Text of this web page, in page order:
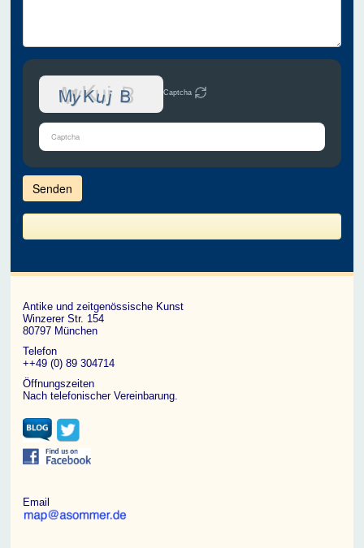
Captcha
gib
die
im
CAPTCHA
angezeigten
bestätigen,
ein
Mensch
bist.
Antike und zeitgenössische Kunst
Winzerer Str. 154
80797 München
Telefon
++49 (0) 89 304714
Öffnungszeiten
Nach telefonischer Vereinbarung.
Email